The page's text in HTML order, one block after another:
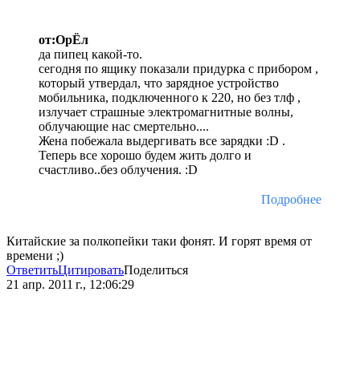
от:ОрЁл
да пипец какой-то.
сегодня по ящику показали придурка с прибором ,
который утвердал, что зарядное устройство
мобильника, подключенного к 220, но без тлф ,
излучает страшные электромагнитные волны,
облучающие нас смертельно....
Жена побежала выдергивать все зарядки :D .
Теперь все хорошо будем жить долго и
счастливо..без облучения. :D
Подробнее
Китайские за полкопейки таки фонят. И горят время от
времени ;)
ОтветитьЦитироватьПоделиться
21 апр. 2011 г., 12:06:29